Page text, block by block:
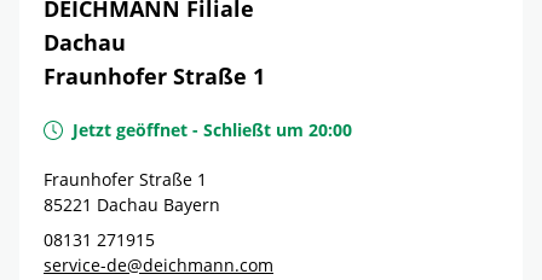
DEICHMANN Filiale
Dachau
Fraunhofer Straße 1
Jetzt geöffnet - Schließt um 20:00
Fraunhofer Straße 1
85221 Dachau Bayern
08131 271915
service-de@deichmann.com